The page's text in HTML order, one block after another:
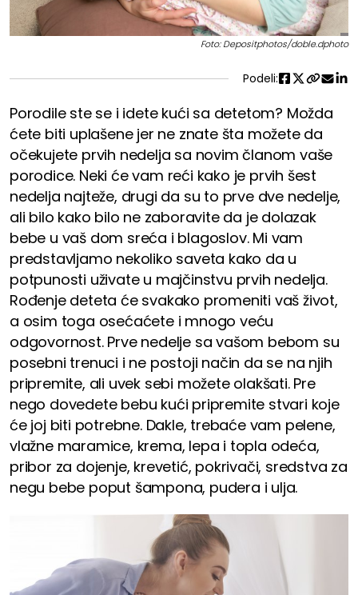
Foto: Depositphotos/doble.dphoto
Podeli:
Porodile ste se i idete kući sa detetom? Možda
ćete biti uplašene jer ne znate šta možete da
očekujete prvih nedelja sa novim članom vaše
porodice. Neki će vam reći kako je prvih šest
nedelja najteže, drugi da su to prve dve nedelje,
ali bilo kako bilo ne zaboravite da je dolazak
bebe u vaš dom sreća i blagoslov. Mi vam
predstavljamo nekoliko saveta kako da u
potpunosti uživate u majčinstvu prvih nedelja.
Rođenje deteta će svakako promeniti vaš život,
a osim toga osećaćete i mnogo veću
odgovornost. Prve nedelje sa vašom bebom su
posebni trenuci i ne postoji način da se na njih
pripremite, ali uvek sebi možete olakšati. Pre
nego dovedete bebu kući pripremite stvari koje
će joj biti potrebne. Dakle, trebaće vam pelene,
vlažne maramice, krema, lepa i topla odeća,
pribor za dojenje, krevetić, pokrivači, sredstva za
negu bebe poput šampona, pudera i ulja.